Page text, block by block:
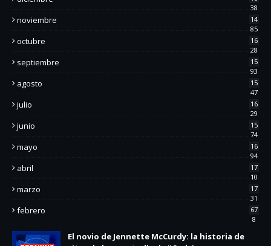
38
noviembre
14
85
octubre
16
28
septiembre
15
93
agosto
15
47
julio
16
29
junio
15
74
mayo
16
94
abril
17
10
marzo
17
31
febrero
67
8
El novio de Jennette McCurdy: la historia de